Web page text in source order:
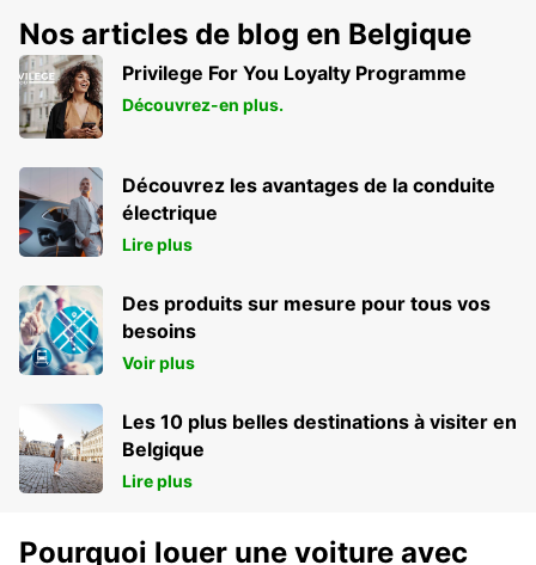
Nos articles de blog en Belgique
Privilege For You Loyalty Programme
Découvrez-en plus.
Découvrez les avantages de la conduite
électrique
Lire plus
Des produits sur mesure pour tous vos
besoins
Voir plus
Les 10 plus belles destinations à visiter en
Belgique
Lire plus
Pourquoi louer une voiture avec